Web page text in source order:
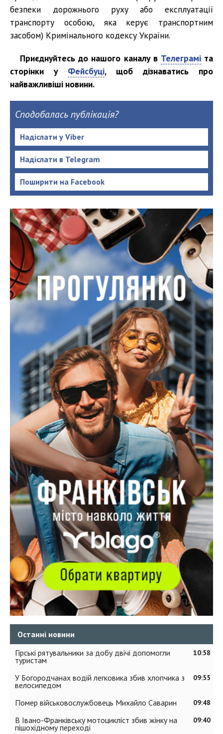
безпеки дорожнього руху або експлуатації
транспорту особою, яка керує транспортним
засобом) Кримінального кодексу України.
Приєднуйтесь до нашого каналу в Телеграміта
сторінки у Фейсбуці, щоб дізнаватись про
найважливіші новини.
Сподобалась публікація?
Надіслати у Viber
Надіслати в Telegram
Поширити на Facebook
Останні новини
10:58
Гірські рятувальники за добу двічі допомогли
туристам
09:55
У Богородчанах водій легковика збив хлопчика з
велосипедом
09:48
Помер військовослужбовець Михайло Саварин
09:40
В Івано-Франківську мотоцикліст збив жінку на
пішохідному переході